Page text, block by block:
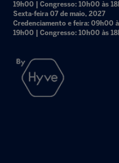
19h00 | Congresso: 10h00 às
Sexta-feira 07 de maio, 2027
Credenciamento e feira: 09h00
19h00 | Congresso: 10h00 às